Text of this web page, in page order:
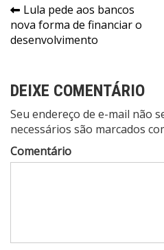
Navegação
de
Lula pede aos bancos
nova forma de financiar o
desenvolvimento
DEIXE COMENTÁRIO
Seu endereço de e-mail não
necessários são marcados
Comentário